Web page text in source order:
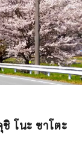
โนะ ซาโตะ